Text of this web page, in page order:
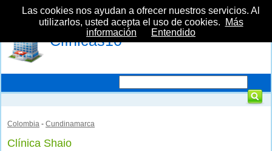
Clínicas10
Colombia - Cundinamarca
Clínica Shaio
Las cookies nos ayudan a ofrecer nuestros servicios. Al
utilizarlos, usted acepta el uso de cookies.
Más
información
Entendido